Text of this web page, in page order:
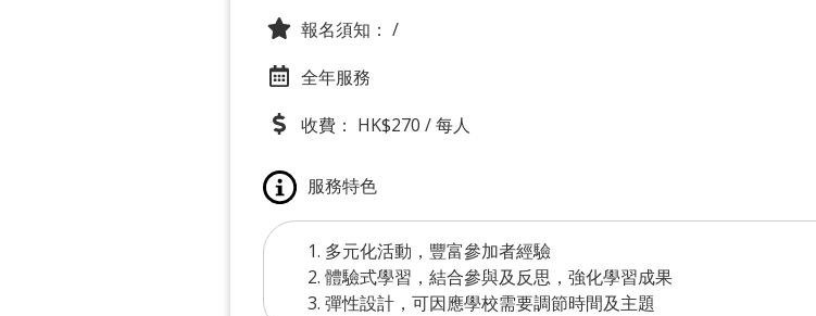
報名須知： /
全年服務
收費： HK$270 / 每人
服務特色
1. 多元化活動，豐富參加者經驗
2. 體驗式學習，結合參與及反思，強化學習成果
3. 彈性設計，可因應學校需要調節時間及主題